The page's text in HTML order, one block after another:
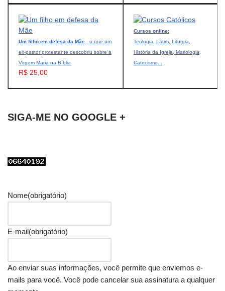
Um filho em defesa da Mãe - o que um
ex-pastor protestante descobriu sobre a
Virgem Maria na Bíblia
R$ 25,00
Cursos online:
Teologia, Latim, Liturgia,
História da Igreja, Mariologia,
Catecismo...
SIGA-ME NO GOOGLE +
Nome(obrigatório)
E-mail(obrigatório)
Ao enviar suas informações, você permite que enviemos e-
mails para você. Você pode cancelar sua assinatura a qualquer